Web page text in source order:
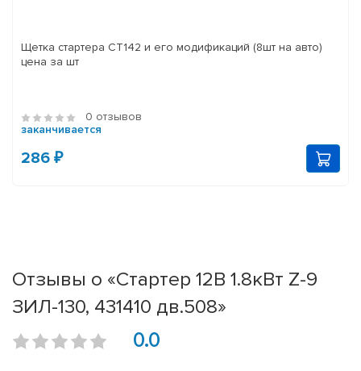
Щетка стартера СТ142 и его модификаций (8шт на авто)
цена за шт
0 отзывов
заканчивается
286 ₽
Отзывы о «Стартер 12В 1.8кВт Z-9
ЗИЛ-130, 431410 дв.508»
0.0